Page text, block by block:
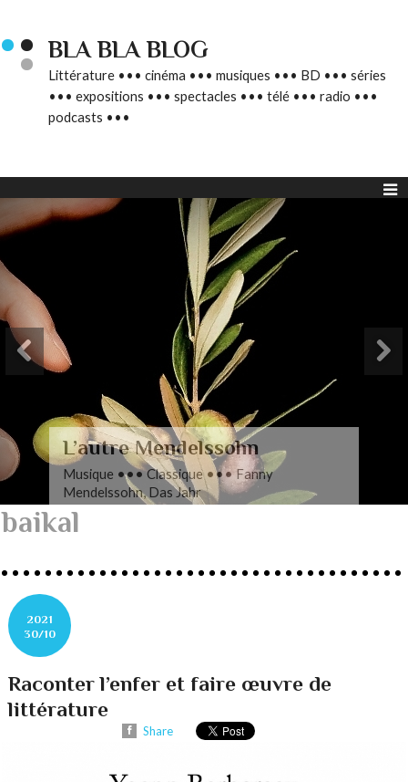
BLA BLA BLOG
Littérature ••• cinéma ••• musiques ••• BD ••• séries
••• expositions ••• spectacles ••• télé ••• radio •••
podcasts •••
L’autre Mendelssohn
Musique ••• Classique ••• Fanny
Mendelssohn, Das Jahr
baikal
2021
30/10
Raconter l’enfer et faire œuvre de
littérature
Share